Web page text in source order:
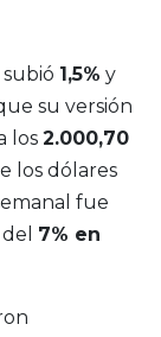
subió 1,5% y
su versión
los 2.000,70
los dólares
fue
7% en